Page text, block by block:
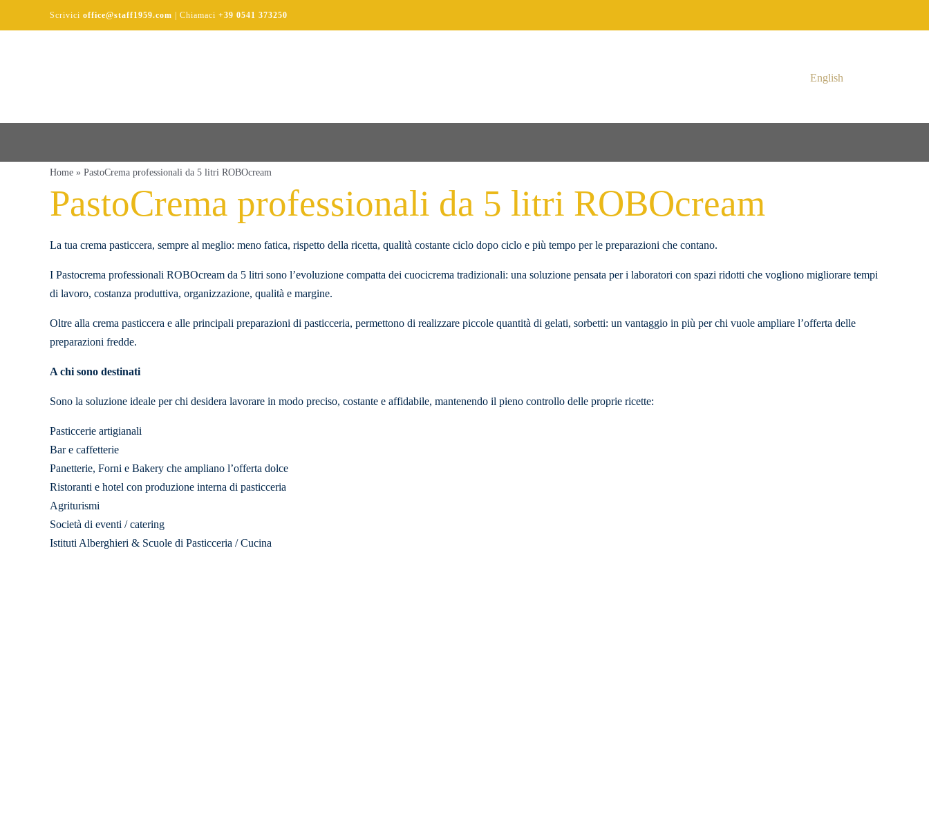
Scrivici office@staff1959.com | Chiamaci +39 0541 373250
English
Home » PastoCrema professionali da 5 litri ROBOcream
PastoCrema professionali da 5 litri ROBOcream
La tua crema pasticcera, sempre al meglio: meno fatica, rispetto della ricetta, qualità costante ciclo dopo ciclo e più tempo per le preparazioni che contano.
I Pastocrema professionali ROBOcream da 5 litri sono l’evoluzione compatta dei cuocicrema tradizionali: una soluzione pensata per i laboratori con spazi ridotti che vogliono migliorare tempi
di lavoro, costanza produttiva, organizzazione, qualità e margine.
Oltre alla crema pasticcera e alle principali preparazioni di pasticceria, permettono di realizzare piccole quantità di gelati, sorbetti: un vantaggio in più per chi vuole ampliare l’offerta delle
preparazioni fredde.
A chi sono destinati
Sono la soluzione ideale per chi desidera lavorare in modo preciso, costante e affidabile, mantenendo il pieno controllo delle proprie ricette:
Pasticcerie artigianali
Bar e caffetterie
Panetterie, Forni e Bakery che ampliano l’offerta dolce
Ristoranti e hotel con produzione interna di pasticceria
Agriturismi
Società di eventi / catering
Istituti Alberghieri & Scuole di Pasticceria / Cucina